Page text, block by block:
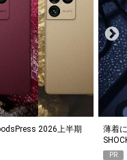
2026上半期
薄着
PR